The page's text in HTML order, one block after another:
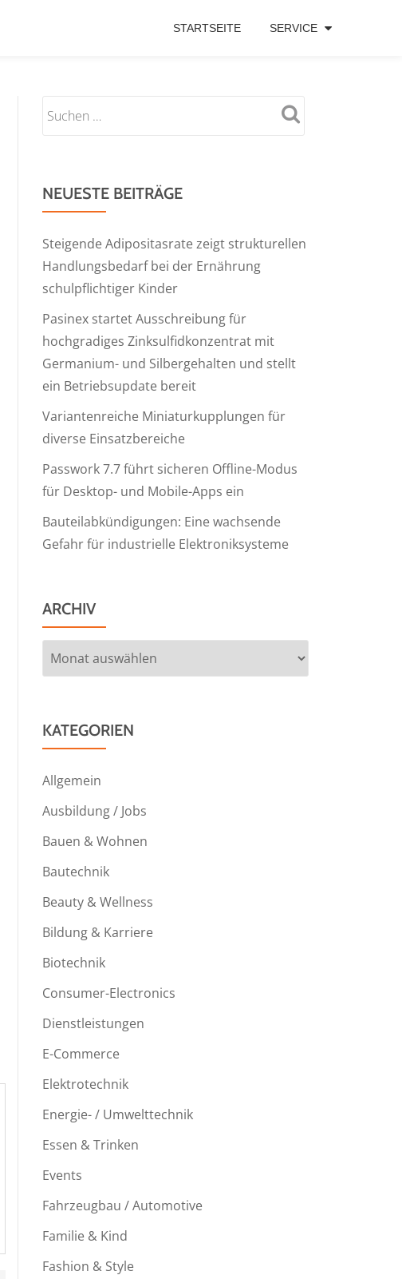
STARTSEITE SERVICE
NEUESTE BEITRÄGE
Steigende Adipositasrate zeigt strukturellen
Handlungsbedarf bei der Ernährung
schulpflichtiger Kinder
Pasinex startet Ausschreibung für
hochgradiges Zinksulfidkonzentrat mit
Germanium- und Silbergehalten und stellt
ein Betriebsupdate bereit
Variantenreiche Miniaturkupplungen für
diverse Einsatzbereiche
Passwork 7.7 führt sicheren Offline-Modus
für Desktop- und Mobile-Apps ein
Bauteilabkündigungen: Eine wachsende
Gefahr für industrielle Elektroniksysteme
ARCHIV
Archiv
KATEGORIEN
Allgemein
Ausbildung / Jobs
Bauen & Wohnen
Bautechnik
Beauty & Wellness
Bildung & Karriere
Biotechnik
Consumer-Electronics
Dienstleistungen
E-Commerce
Elektrotechnik
Energie- / Umwelttechnik
Essen & Trinken
Events
Fahrzeugbau / Automotive
Familie & Kind
Fashion & Style